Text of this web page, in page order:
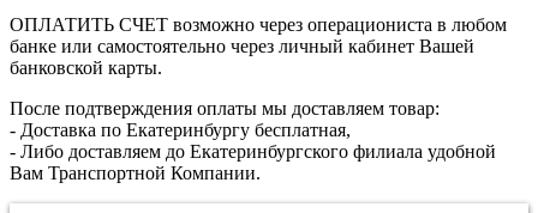
ОПЛАТИТЬ СЧЕТ возможно через операциониста в любом
банке или самостоятельно через личный кабинет Вашей
банковской карты.
После подтверждения оплаты мы доставляем товар:
- Доставка по Екатеринбургу бесплатная,
- Либо доставляем до Екатеринбургского филиала удобной
Вам Транспортной Компании.